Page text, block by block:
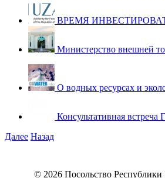
ВРЕМЯ
Министерство внешней
О водных ресурсах и
Консультативная
Далее Назад
© 2026 Посольство Республики